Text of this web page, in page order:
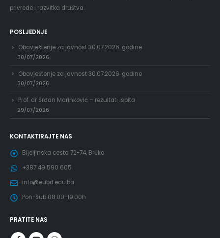
privrede i razvitka društva.
POSLJEDNJE
Obavještenje za javnost 30.07.2026. godine
30/07/2026
Obavještenje za javnost 30.07.2026. godine
30/07/2026
Prof. dr Srđan Marinković – rezultati ispita
29/07/2026
KONTAKTIRAJTE NAS
Bijeljinska cesta 72-74, Brčko
+387 49 590 605
info@eubd.edu.ba
Pon-Sub 08.00-19.00h
PRATITE NAS